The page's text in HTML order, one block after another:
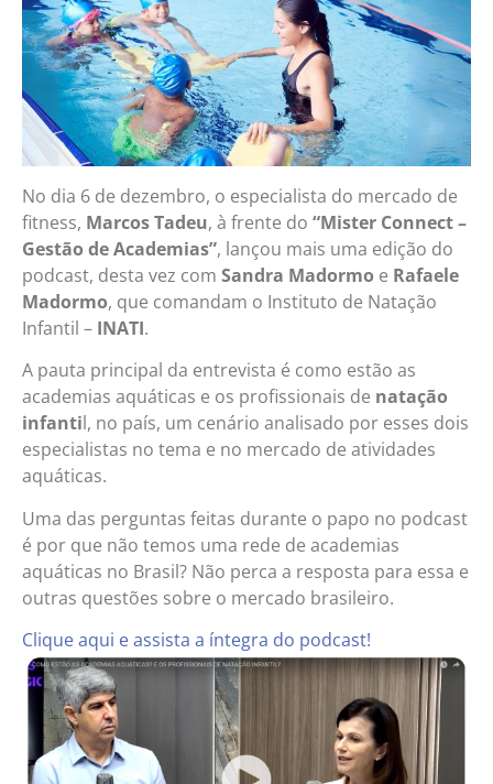
No dia 6 de dezembro, o especialista do mercado de
fitness, Marcos Tadeu, à frente do “Mister Connect –
Gestão de Academias”, lançou mais uma edição do
podcast, desta vez com Sandra Madormo e Rafaele
Madormo, que comandam o Instituto de Natação
Infantil – INATI.
A pauta principal da entrevista é como estão as
academias aquáticas e os profissionais de natação
infantil, no país, um cenário analisado por esses dois
especialistas no tema e no mercado de atividades
aquáticas.
Uma das perguntas feitas durante o papo no podcast
é por que não temos uma rede de academias
aquáticas no Brasil? Não perca a resposta para essa e
outras questões sobre o mercado brasileiro.
Clique aqui e assista a íntegra do podcast!